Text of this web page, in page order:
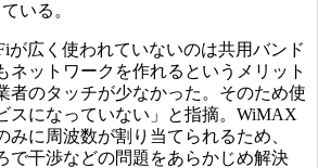
いる。
広く使われていないのは共用バンド
ネットワークを作れるというメリット
者のタッチが少なかった。そのため使
スになっていない」と指摘。WiMAX
みに周波数が割り当てられるため、
で干渉などの問題をあらかじめ解決